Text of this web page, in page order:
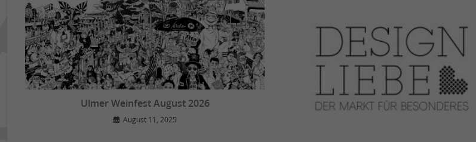
Ulmer Weinfest August 2026
August 11, 2025